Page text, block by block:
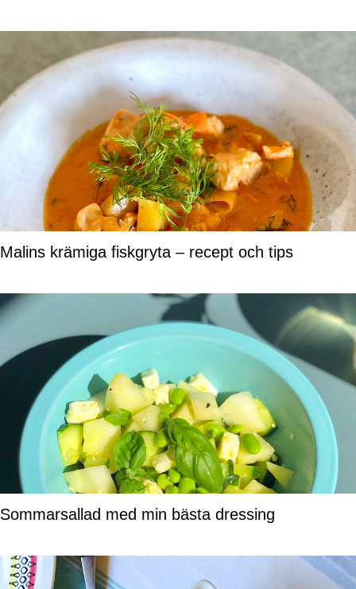
Malins krämiga fiskgryta – recept och tips
Sommarsallad med min bästa dressing